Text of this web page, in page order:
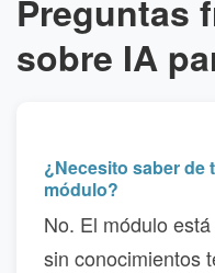
Preguntas
sobre IA
¿Necesito saber de
módulo?
No. El módulo
sin conocimientos